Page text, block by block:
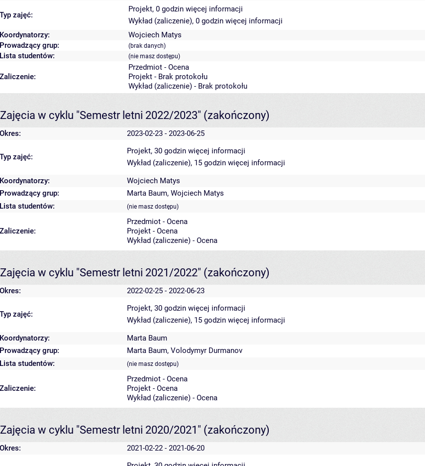
Typ zajęć:
Projekt, 0 godzin więcej informacji
Wykład (zaliczenie), 0 godzin więcej informacji
Koordynatorzy:
Wojciech Matys
Prowadzący grup:
(brak danych)
Lista studentów: (nie masz dostępu)
Zaliczenie:
Przedmiot - Ocena
Projekt - Brak protokołu
Wykład (zaliczenie) - Brak protokołu
Zajęcia w cyklu "Semestr letni 2022/2023" (zakończony)
Okres: 2023-02-23 - 2023-06-25
Typ zajęć:
Projekt, 30 godzin więcej informacji
Wykład (zaliczenie), 15 godzin więcej informacji
Koordynatorzy:
Wojciech Matys
Prowadzący grup:
Marta Baum, Wojciech Matys
Lista studentów:
(nie masz dostępu)
Zaliczenie:
Przedmiot - Ocena
Projekt - Ocena
Wykład (zaliczenie) - Ocena
Zajęcia w cyklu "Semestr letni 2021/2022" (zakończony)
Okres: 2022-02-25 - 2022-06-23
Typ zajęć:
Projekt, 30 godzin więcej informacji
Wykład (zaliczenie), 15 godzin więcej informacji
Koordynatorzy:
Marta Baum
Prowadzący grup:
Marta Baum, Volodymyr Durmanov
Lista studentów:
(nie masz dostępu)
Zaliczenie:
Przedmiot - Ocena
Projekt - Ocena
Wykład (zaliczenie) - Ocena
Zajęcia w cyklu "Semestr letni 2020/2021" (zakończony)
Okres:
2021-02-22 - 2021-06-20